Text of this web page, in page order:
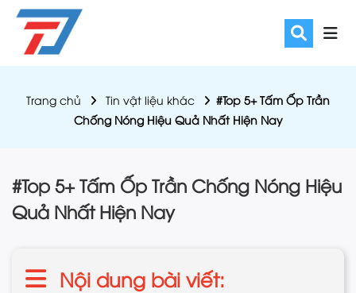
Trang chủ Tin vật liệu khác
#Top 5+ Tấm Ốp Trần
Chống Nóng Hiệu Quả Nhất Hiện Nay
#Top 5+ Tấm Ốp Trần Chống Nóng Hiệu
Quả Nhất Hiện Nay
Nội dung bài viết: